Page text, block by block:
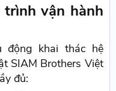
vận hành
động khai thác hệ
SIAM Brothers Việt
đủ: